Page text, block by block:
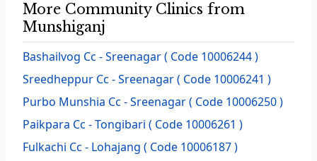
More Community Clinics from
Munshiganj
Bashailvog Cc - Sreenagar ( Code 10006244 )
Sreedheppur Cc - Sreenagar ( Code 10006241 )
Purbo Munshia Cc - Sreenagar ( Code 10006250 )
Paikpara Cc - Tongibari ( Code 10006261 )
Fulkachi Cc - Lohajang ( Code 10006187 )